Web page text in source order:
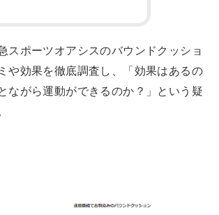
スポーツオアシスのバウンドクッショ
や効果を徹底調査し、「効果はあるの
ながら運動ができるのか？」という疑